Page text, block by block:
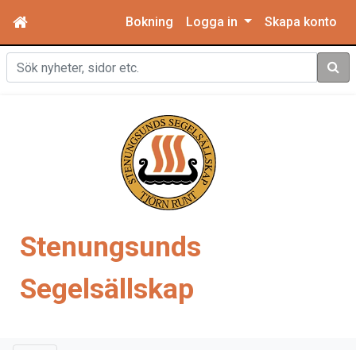
Bokning Logga in Skapa konto
Sök
Stenungsunds
Segelsällskap